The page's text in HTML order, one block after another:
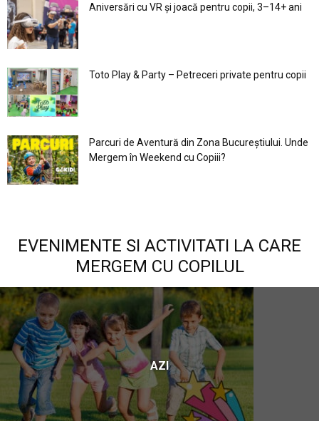
Aniversări cu VR și joacă pentru copii, 3–14+ ani
Toto Play & Party – Petreceri private pentru copii
Parcuri de Aventură din Zona Bucureştiului. Unde
Mergem în Weekend cu Copiii?
EVENIMENTE SI ACTIVITATI LA CARE
MERGEM CU COPILUL
AZI